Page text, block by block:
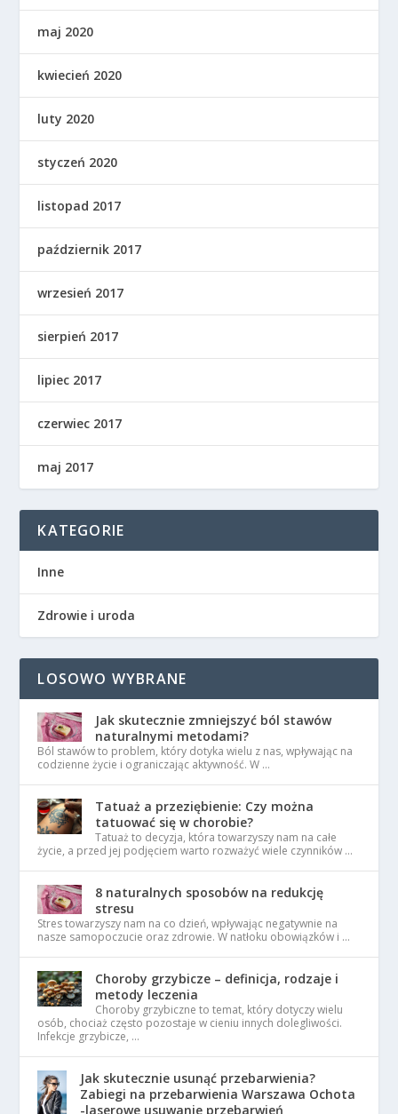
maj 2020
kwiecień 2020
luty 2020
styczeń 2020
listopad 2017
październik 2017
wrzesień 2017
sierpień 2017
lipiec 2017
czerwiec 2017
maj 2017
KATEGORIE
Inne
Zdrowie i uroda
LOSOWO WYBRANE
Jak skutecznie zmniejszyć ból stawów
naturalnymi metodami?
Ból stawów to problem, który dotyka wielu z nas, wpływając na
codzienne życie i ograniczając aktywność. W …
Tatuaż a przeziębienie: Czy można
tatuować się w chorobie?
Tatuaż to decyzja, która towarzyszy nam na całe
życie, a przed jej podjęciem warto rozważyć wiele czynników …
8 naturalnych sposobów na redukcję
stresu
Stres towarzyszy nam na co dzień, wpływając negatywnie na
nasze samopoczucie oraz zdrowie. W natłoku obowiązków i …
Choroby grzybicze – definicja, rodzaje i
metody leczenia
Choroby grzybiczne to temat, który dotyczy wielu
osób, chociaż często pozostaje w cieniu innych dolegliwości.
Infekcje grzybicze, …
Jak skutecznie usunąć przebarwienia?
Zabiegi na przebarwienia Warszawa Ochota
-laserowe usuwanie przebarwień